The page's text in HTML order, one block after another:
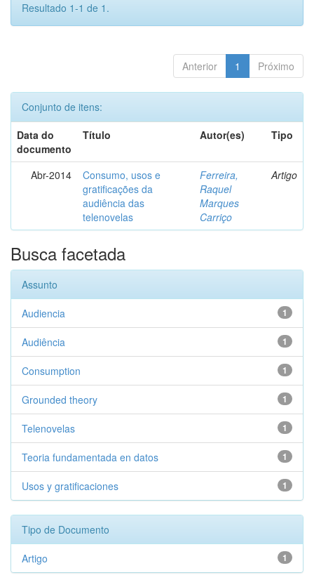
Resultado 1-1 de 1.
Anterior 1 Próximo
Conjunto de itens:
Data do
documento
Título Autor(es) Tipo
Abr-2014
Consumo, usos e
gratificações da
audiência das
telenovelas
Ferreira,
Raquel
Marques
Carriço
Artigo
Busca facetada
Assunto
1
Audiencia
1
Audiência
1
Consumption
1
Grounded theory
1
Telenovelas
1
Teoria fundamentada en datos
1
Usos y gratificaciones
Tipo de Documento
1
Artigo